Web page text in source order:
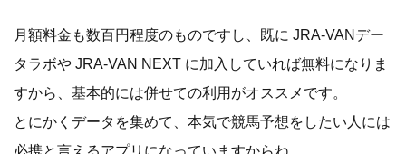
月額料金も数百円程度のものですし、既に JRA-VANデー
タラボや JRA-VAN NEXT に加入していれば無料になりま
すから、基本的には併せての利用がオススメです。
とにかくデータを集めて、本気で競馬予想をしたい人には
必携と言えるアプリになっていますからね。